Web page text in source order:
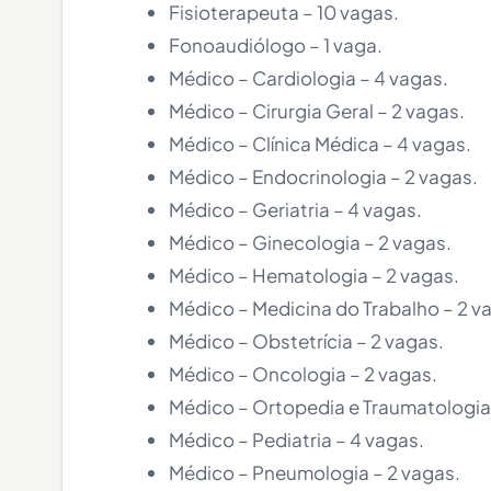
Fisioterapeuta – 10 vagas.
Fonoaudiólogo – 1 vaga.
Médico – Cardiologia – 4 vagas.
Médico – Cirurgia Geral – 2 vagas.
Médico – Clínica Médica – 4 vagas.
Médico – Endocrinologia – 2 vagas.
Médico – Geriatria – 4 vagas.
Médico – Ginecologia – 2 vagas.
Médico – Hematologia – 2 vagas.
Médico – Medicina do Trabalho – 2
Médico – Obstetrícia – 2 vagas.
Médico – Oncologia – 2 vagas.
Médico – Ortopedia e
Médico – Pediatria – 4 vagas.
Médico – Pneumologia – 2 vagas.